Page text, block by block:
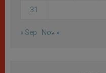
31
« Sep Nov »